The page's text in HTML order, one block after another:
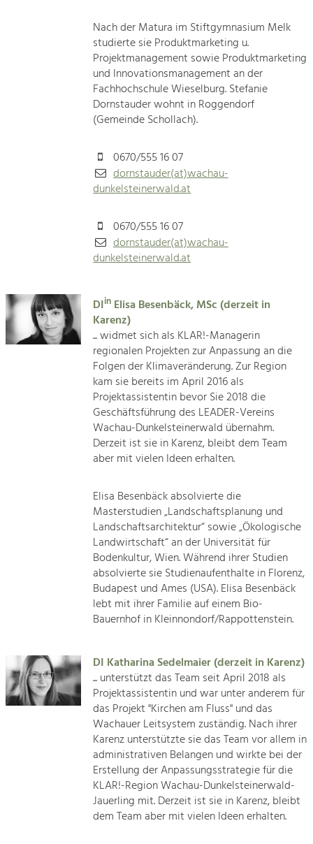
Nach der Matura im Stiftgymnasium Melk
studierte sie Produktmarketing u.
Projektmanagement sowie Produktmarketing
und Innovationsmanagement an der
Fachhochschule Wieselburg. Stefanie
Dornstauder wohnt in Roggendorf
(Gemeinde Schollach).
0670/555 16 07
dornstauder(at)wachau-
dunkelsteinerwald.at
0670/555 16 07
dornstauder(at)wachau-
dunkelsteinerwald.at
DIin Elisa Besenbäck, MSc (derzeit in
Karenz)
... widmet sich als KLAR!-Managerin
regionalen Projekten zur Anpassung an die
Folgen der Klimaveränderung. Zur Region
kam sie bereits im April 2016 als
Projektassistentin bevor Sie 2018 die
Geschäftsführung des LEADER-Vereins
Wachau-Dunkelsteinerwald übernahm.
Derzeit ist sie in Karenz, bleibt dem Team
aber mit vielen Ideen erhalten.
Elisa Besenbäck absolvierte die
Masterstudien „Landschaftsplanung und
Landschaftsarchitektur“ sowie „Ökologische
Landwirtschaft“ an der Universität für
Bodenkultur, Wien. Während ihrer Studien
absolvierte sie Studienaufenthalte in Florenz,
Budapest und Ames (USA). Elisa Besenbäck
lebt mit ihrer Familie auf einem Bio-
Bauernhof in Kleinnondorf/Rappottenstein.
DI Katharina Sedelmaier (derzeit in Karenz)
... unterstützt das Team seit April 2018 als
Projektassistentin und war unter anderem für
das Projekt "Kirchen am Fluss" und das
Wachauer Leitsystem zuständig. Nach ihrer
Karenz unterstützte sie das Team vor allem in
administrativen Belangen und wirkte bei der
Erstellung der Anpassungsstrategie für die
KLAR!-Region Wachau-Dunkelsteinerwald-
Jauerling mit. Derzeit ist sie in Karenz, bleibt
dem Team aber mit vielen Ideen erhalten.